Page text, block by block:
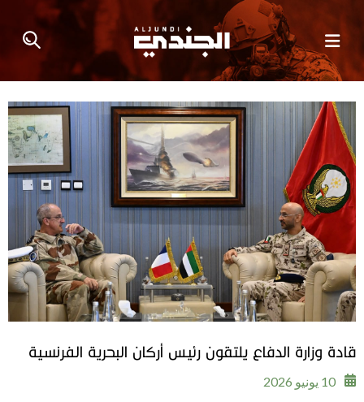
قادة وزارة الدفاع يلتقون رئيس أركان البحرية الفرنسية
10 يونيو 2026